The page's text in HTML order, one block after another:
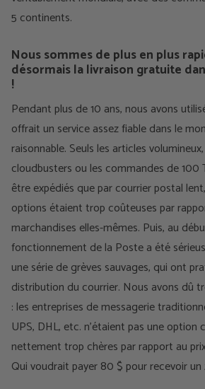
5 continents.
Nous sommes de plus en plus
désormais la livraison gratuite
!
Pendant plus de 10 ans, nous avons
offrait un service assez fiable dans le
raisonnable. Seuls les articles
cloudbusters ou les commandes de 100
être expédiés que par courrier postal
options étaient trop coûteuses par
marchandises elles-mêmes. Puis, au
fonctionnement de la Poste a été
une série de grèves sauvages, qui ont
distribution du courrier. Nous avons dû
: les entreprises de messagerie
UPS, DHL, etc. n'étaient pas une option
nettement trop chères par rapport au
Qui voudrait payer 80 $ pour recevoir un